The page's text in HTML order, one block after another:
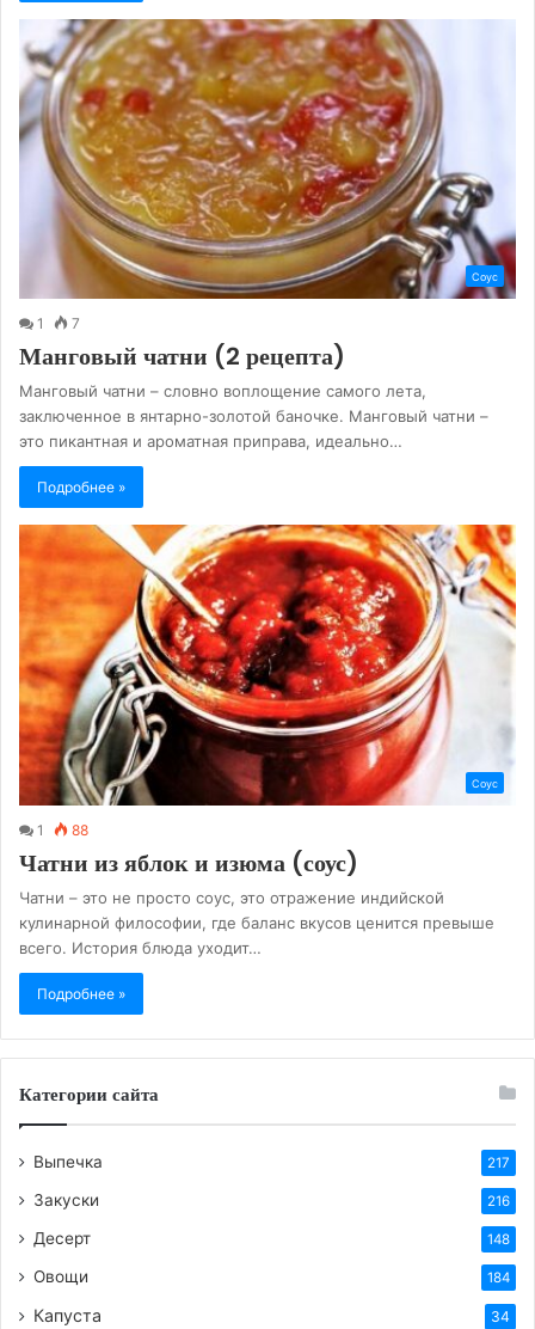
Соус
1 7
Манговый чатни (2 рецепта)
Манговый чатни – словно воплощение самого лета,
заключенное в янтарно-золотой баночке. Манговый чатни –
это пикантная и ароматная приправа, идеально…
Подробнее »
Соус
1 88
Чатни из яблок и изюма (соус)
Чатни – это не просто соус, это отражение индийской
кулинарной философии, где баланс вкусов ценится превыше
всего. История блюда уходит…
Подробнее »
Категории сайта
Выпечка 217
Закуски 216
Десерт 148
Овощи 184
Капуста 34